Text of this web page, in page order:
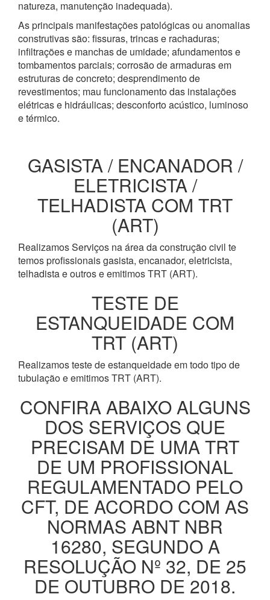
natureza, manutenção inadequada).
As principais manifestações patológicas ou anomalias
construtivas são: fissuras, trincas e rachaduras;
infiltrações e manchas de umidade; afundamentos e
tombamentos parciais; corrosão de armaduras em
estruturas de concreto; desprendimento de
revestimentos; mau funcionamento das instalações
elétricas e hidráulicas; desconforto acústico, luminoso
e térmico.
GASISTA / ENCANADOR /
ELETRICISTA /
TELHADISTA COM TRT
(ART)
Realizamos Serviços na área da construção civil te
temos profissionais gasista, encanador, eletricista,
telhadista e outros e emitimos TRT (ART).
TESTE DE
ESTANQUEIDADE COM
TRT (ART)
Realizamos teste de estanqueidade em todo tipo de
tubulação e emitimos TRT (ART).
CONFIRA ABAIXO ALGUNS
DOS SERVIÇOS QUE
PRECISAM DE UMA TRT
DE UM PROFISSIONAL
REGULAMENTADO PELO
CFT, DE ACORDO COM AS
NORMAS ABNT NBR
16280, SEGUNDO A
RESOLUÇÃO Nº 32, DE 25
DE OUTUBRO DE 2018.